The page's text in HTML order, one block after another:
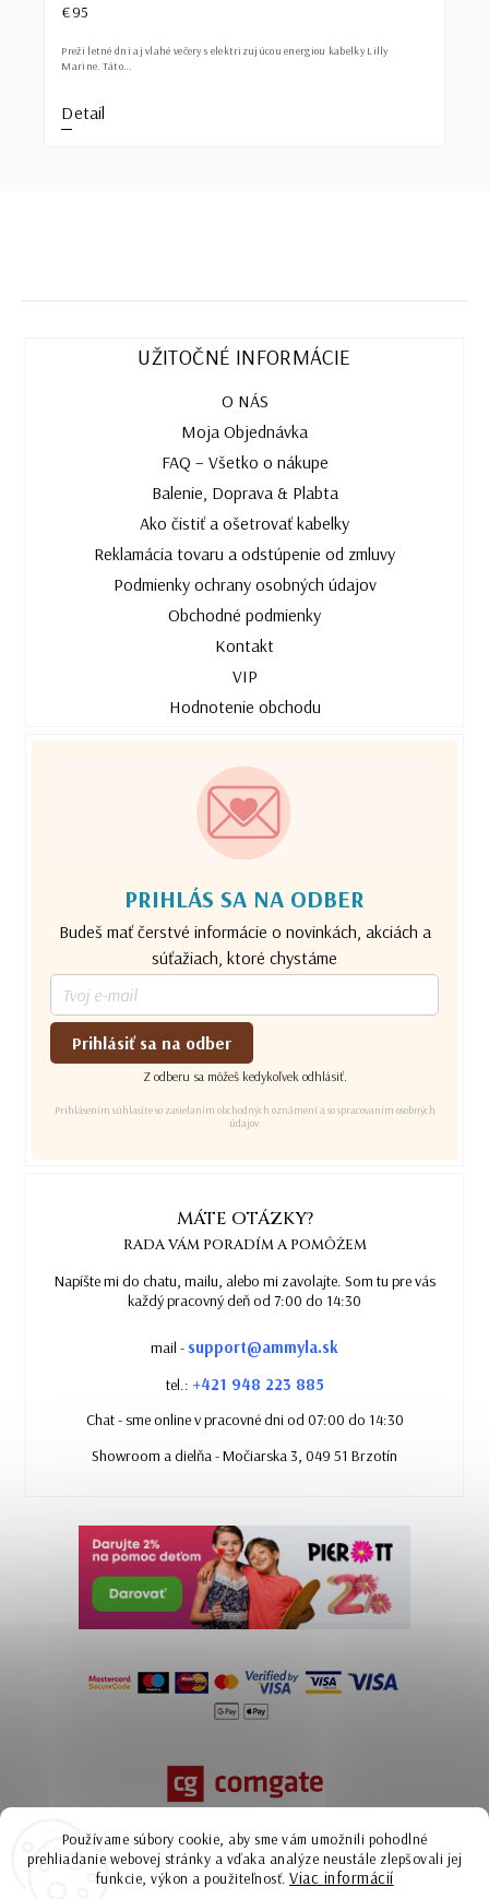
Používame súbory cookie, aby sme vám umožnili pohodlné
prehliadanie webovej stránky a vďaka analýze neustále zlepšovali jej
funkcie, výkon a použiteľnosť. Viac informácií
€95
Detail
Preži letné dni aj vlahé večery s elektrizujúcou energiou kabelky Lilly
Marine. Táto...
UŽITOČNÉ INFORMÁCIE
O NÁS
Moja Objednávka
FAQ – Všetko o nákupe
Balenie, Doprava & Plabta
Ako čistiť a ošetrovať kabelky
Reklamácia tovaru a odstúpenie od zmluvy
Podmienky ochrany osobných údajov
Obchodné podmienky
Kontakt
VIP
Hodnotenie obchodu
PRIHLÁS SA NA ODBER
Budeš mať čerstvé informácie o novinkách, akciách a
súťažiach, ktoré chystáme
Prihlásiť sa na odber
Z odberu sa môžeš kedykoľvek odhlásiť.
Prihlásením súhlasíte so zasielaním obchodných oznámení a so spracovaním osobných
údajov.
MÁTE OTÁZKY?
RADA VÁM PORADÍM A POMÔŽEM
Napíšte mi do chatu, mailu, alebo mi zavolajte. Som tu pre vás
každý pracovný deň od 7:00 do 14:30
mail - support@ammyla.sk
tel.: +421 948 223 885
Chat - sme online v pracovné dni od 07:00 do 14:30
Showroom a dielňa - Močiarska 3, 049 51 Brzotín